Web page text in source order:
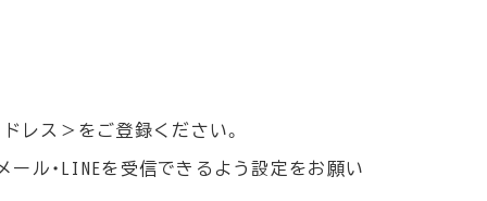
レス＞をご登録ください。
ル・LINEを受信できるよう設定をお願い